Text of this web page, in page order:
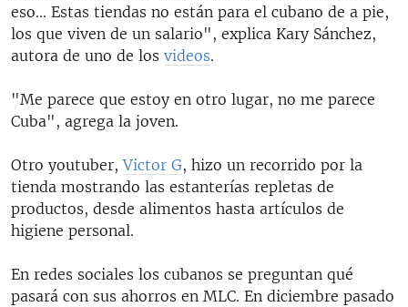
eso... Estas tiendas no están para el cubano de a pie,
los que viven de un salario", explica Kary Sánchez,
autora de uno de los videos.
"Me parece que estoy en otro lugar, no me parece
Cuba", agrega la joven.
Otro youtuber,Victor G, hizo un recorrido por la
tienda mostrando las estanterías repletas de
productos, desde alimentos hasta artículos de
higiene personal.
En redes sociales los cubanos se preguntan qué
pasará con sus ahorros en MLC. En diciembre pasado